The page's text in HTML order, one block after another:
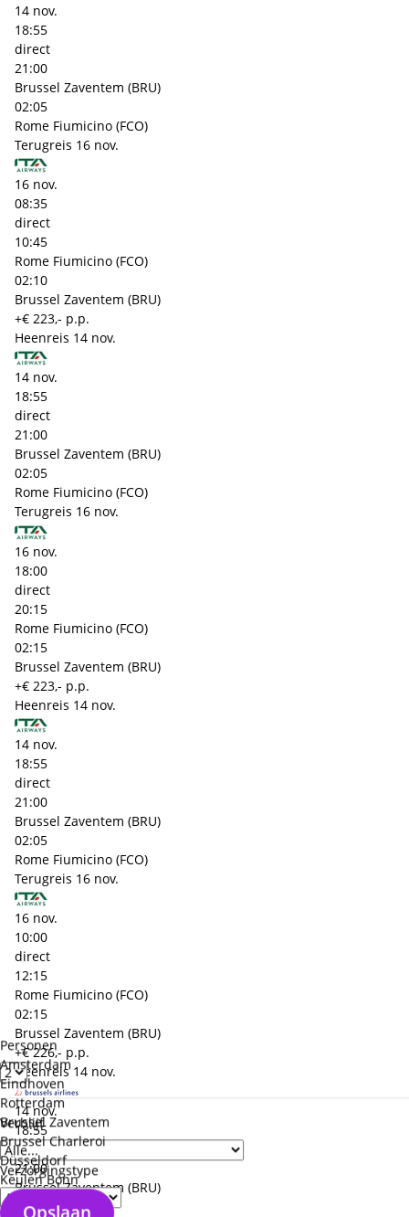
Personen
Verblijf
Verzorgingstype
Amsterdam
Eindhoven
Rotterdam
Brussel Zaventem
Brussel Charleroi
Düsseldorf
Keulen Bonn
Opslaan
14 nov.
18:55
direct
21:00
Brussel Zaventem (BRU)
02:05
Rome Fiumicino (FCO)
Terugreis 16 nov.
16 nov.
08:35
direct
10:45
Rome Fiumicino (FCO)
02:10
Brussel Zaventem (BRU)
+€ 223,- p.p.
Heenreis 14 nov.
14 nov.
18:55
direct
21:00
Brussel Zaventem (BRU)
02:05
Rome Fiumicino (FCO)
Terugreis 16 nov.
16 nov.
18:00
direct
20:15
Rome Fiumicino (FCO)
02:15
Brussel Zaventem (BRU)
+€ 223,- p.p.
Heenreis 14 nov.
14 nov.
18:55
direct
21:00
Brussel Zaventem (BRU)
02:05
Rome Fiumicino (FCO)
Terugreis 16 nov.
16 nov.
10:00
direct
12:15
Rome Fiumicino (FCO)
02:15
Brussel Zaventem (BRU)
+€ 226,- p.p.
Heenreis 14 nov.
14 nov.
18:55
direct
21:00
Brussel Zaventem (BRU)
02:05